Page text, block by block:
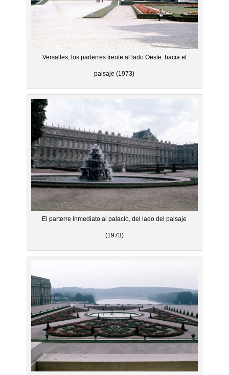
Versalles, los parterres frente al lado Oeste. hacia el
paisaje (1973)
El parterre inmediato al palacio, del lado del paisaje
(1973)